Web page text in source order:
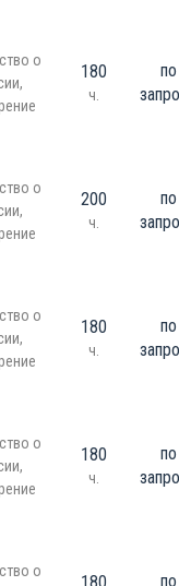
о
180
ч.
по
о
200
ч.
по
о
180
ч.
по
о
180
ч.
по
о
по